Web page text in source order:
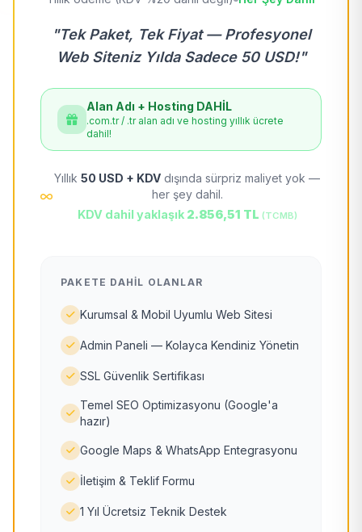
"Tek Paket, Tek Fiyat — Profesyonel
Web Siteniz Yılda Sadece 50 USD!"
Alan Adı + Hosting DAHİL
.com.tr / .tr alan adı ve hosting yıllık ücrete
dahil!
Yıllık 50 USD + KDV dışında sürpriz maliyet yok —
her şey dahil.
KDV dahil yaklaşık 2.856,51 TL (TCMB)
PAKETE DAHIL OLANLAR
Kurumsal & Mobil Uyumlu Web Sitesi
Admin Paneli — Kolayca Kendiniz Yönetin
SSL Güvenlik Sertifikası
Temel SEO Optimizasyonu (Google'a
hazır)
Google Maps & WhatsApp Entegrasyonu
İletişim & Teklif Formu
1 Yıl Ücretsiz Teknik Destek